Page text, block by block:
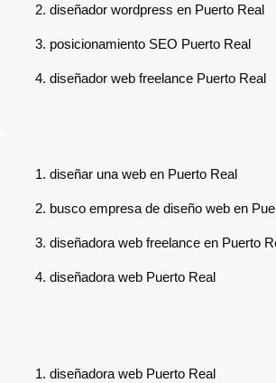
diseñador wordpress en Puerto Real
posicionamiento SEO Puerto Real
diseñador web freelance Puerto Real
diseñar una web en Puerto Real
busco empresa de diseño web en
diseñadora web freelance en Puerto
diseñadora web Puerto Real
diseñadora web Puerto Real